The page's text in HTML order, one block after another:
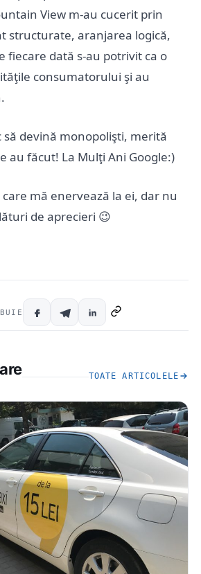
View m-au cucerit prin
structurate, aranjarea logică,
fiecare dată s-au potrivit ca o
consumatorului şi au
să devină monopolişti, merită
au făcut! La Mulţi Ani Google:)
care mă enervează la ei, dar nu
de aprecieri 😉
TOATE ARTICOLELE